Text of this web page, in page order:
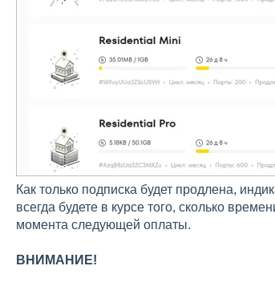
Как только подписка будет продлена,
всегда будете в курсе того, сколько
момента следующей оплаты.
ВНИМАНИЕ!